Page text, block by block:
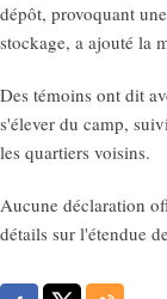
dépôt, provoquant
stockage, a ajouté la
Des témoins ont dit
s'élever du camp,
les quartiers voisins.
Aucune déclaration
détails sur l'étendue